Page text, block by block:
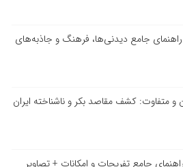
جامع دیدنی‌ها، فرهنگ و جاذبه‌های
و متفاوت: کشف مقاصد بکر و ناشناخته ایران
جامع تفریحات و امکانات + تصاویر